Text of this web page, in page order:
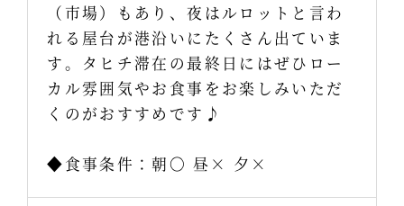
（市場）もあり、夜はルロットと言わ
れる屋台が港沿いにたくさん出ていま
す。タヒチ滞在の最終日にはぜひロー
カル雰囲気やお食事をお楽しみいただ
くのがおすすめです♪
◆食事条件：朝〇 昼× 夕×